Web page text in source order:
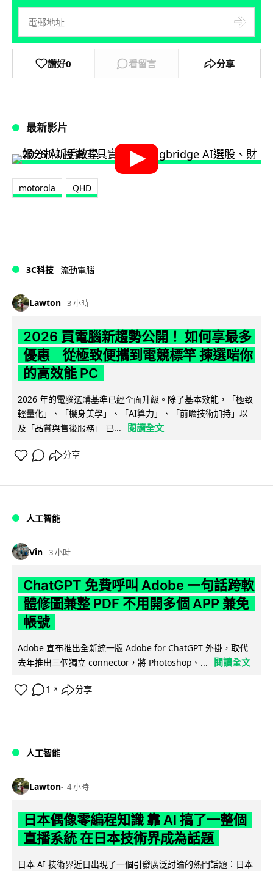
讚好0 看留言 分享
最新影片
motorola QHD
3C科技 流動電腦
Lawton 3 小時
2026 買電腦新趨勢公開！ 如何享最多
優惠 從極致便攜到電競標竿 揀選啱你
的高效能 PC
2026 年的電腦選購基準已經全面升級。除了基本效能，「極致
輕量化」、「機身美學」、「AI算力」、「前瞻技術加持」以
及「品質與售後服務」 已...
閱讀全文
分享
人工智能
Vin 3 小時
ChatGPT 免費呼叫 Adobe 一句話跨軟
體修圖兼整 PDF 不用開多個 APP 兼免
帳號
Adobe 宣布推出全新統一版 Adobe for ChatGPT 外掛，取代
去年推出三個獨立 connector，將 Photoshop、...
閱讀全文
1 ↗ 分享
人工智能
Lawton 4 小時
日本偶像零編程知識 靠 AI 搞了一整個
直播系統 在日本技術界成為話題
日本 AI 技術界近日出現了一個引發廣泛討論的熱門話題：日本